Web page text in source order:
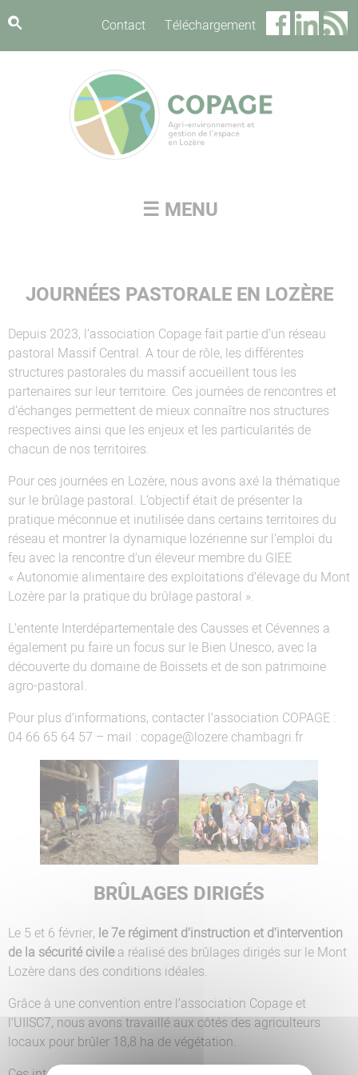
Contact Téléchargement
☰ MENU
JOURNÉES PASTORALE EN LOZÈRE
Depuis 2023, l’association Copage fait partie d’un réseau
pastoral Massif Central. A tour de rôle, les différentes
structures pastorales du massif accueillent tous les
partenaires sur leur territoire. Ces journées de rencontres et
d’échanges permettent de mieux connaître nos structures
respectives ainsi que les enjeux et les particularités de
chacun de nos territoires.
Pour ces journées en Lozère, nous avons axé la thématique
sur le brûlage pastoral. L’objectif était de présenter la
pratique méconnue et inutilisée dans certains territoires du
réseau et montrer la dynamique lozérienne sur l’emploi du
feu avec la rencontre d’un éleveur membre du GIEE
« Autonomie alimentaire des exploitations d’élevage du Mont
Lozère par la pratique du brûlage pastoral ».
L’entente Interdépartementale des Causses et Cévennes a
également pu faire un focus sur le Bien Unesco, avec la
découverte du domaine de Boissets et de son patrimoine
agro-pastoral.
Pour plus d’informations, contacter l’association COPAGE :
04 66 65 64 57 – mail : copage@lozere.chambagri.fr
BRÛLAGES DIRIGÉS
Le 5 et 6 février, le 7e régiment d’instruction et d’intervention
de la sécurité civilea réalisé des brûlages dirigés sur le Mont
Lozère dans des conditions idéales.
Grâce à une convention entre l’association Copage et
l’UIISC7, nous avons travaillé aux côtés des agriculteurs
locaux pour brûler 18,8 ha de végétation.